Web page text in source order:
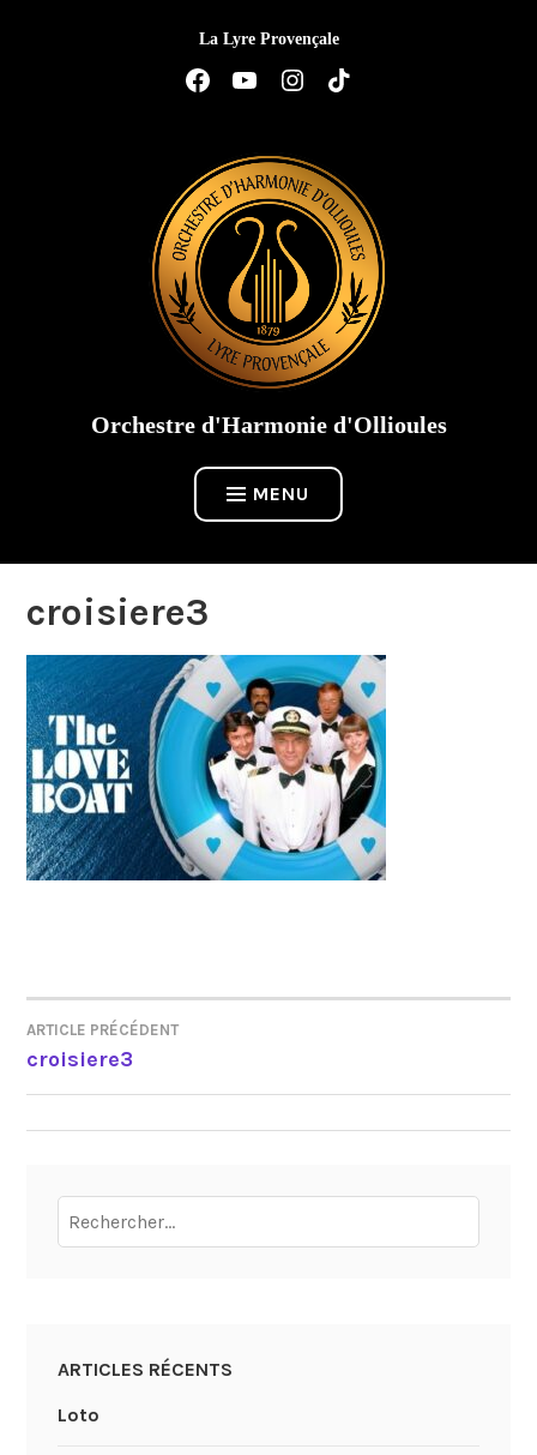
La Lyre Provençale
Élément
de
Élément
de
Élément
de
Élément
de
Orchestre d'Harmonie d'Ollioules
MENU
croisiere3
NAVIGATION
DE
ARTICLE PRÉCÉDENT
croisiere3
Rechercher :
ARTICLES RÉCENTS
Loto